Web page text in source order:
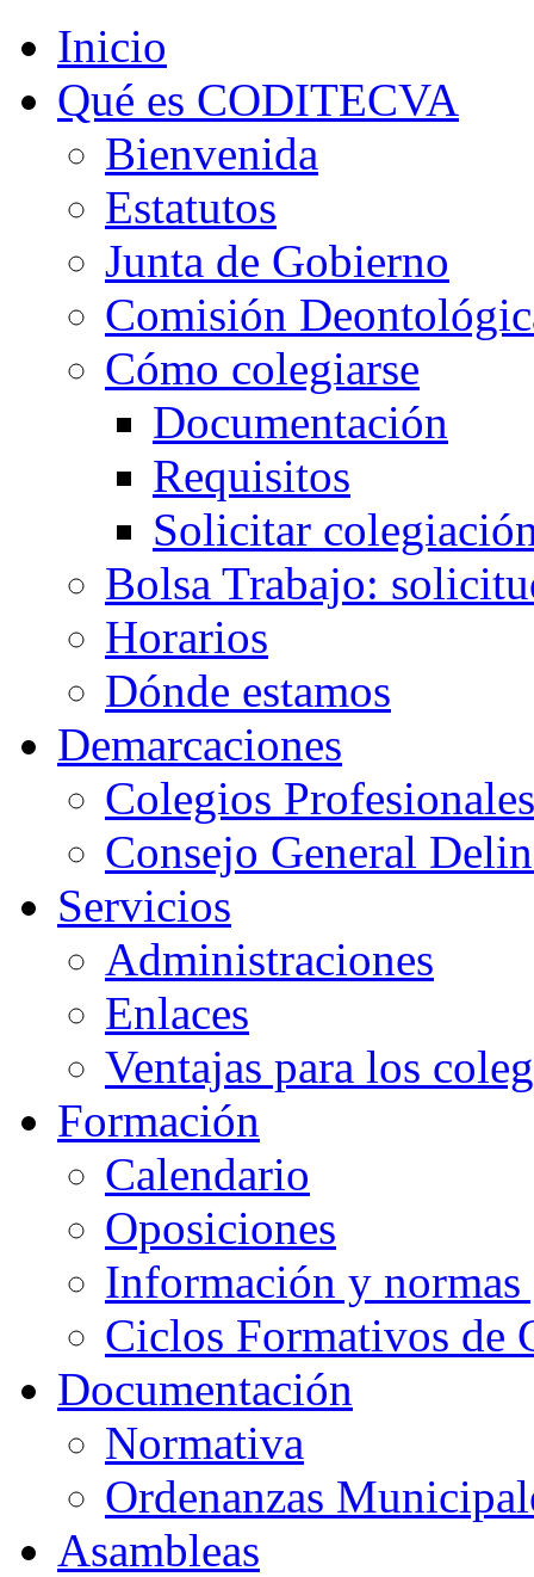
Inicio
Qué es CODITECVA
Bienvenida
Estatutos
Junta de Gobierno
Comisión
Cómo colegiarse
Documentación
Requisitos
Solicitar
Bolsa Trabajo:
Horarios
Dónde estamos
Demarcaciones
Colegios Profesionales
Consejo General
Servicios
Administraciones
Enlaces
Ventajas para los
Formación
Calendario
Oposiciones
Información y normas
Ciclos Formativos de
Documentación
Normativa
Ordenanzas
Asambleas